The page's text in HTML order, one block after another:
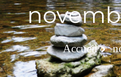
Accueil